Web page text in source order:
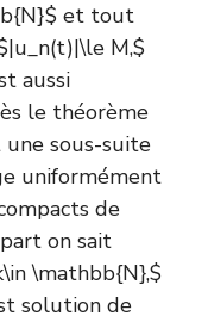
et tout
M,$
aussi
le théorème
une sous-suite
uniformément
de
on sait
\mathbb{N},$
solution de